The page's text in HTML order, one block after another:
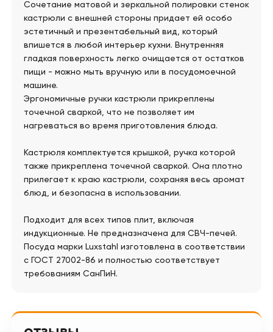
Сочетание матовой и зеркальной полировки стенок
кастрюли с внешней стороны придает ей особо
эстетичный и презентабельный вид, который
впишется в любой интерьер кухни. Внутренняя
гладкая поверхность легко очищается от остатков
пищи - можно мыть вручную или в посудомоечной
машине.
Эргономичные ручки кастрюли прикреплены
точечной сваркой, что не позволяет им
нагреваться во время приготовления блюда.
Кастрюля комплектуется крышкой, ручка которой
также прикреплена точечной сваркой. Она плотно
прилегает к краю кастрюли, сохраняя весь аромат
блюд, и безопасна в использовании.
Подходит для всех типов плит, включая
индукционные. Не предназначена для СВЧ-печей.
Посуда марки Luxstahl изготовлена в соответствии
с ГОСТ 27002-86 и полностью соответствует
требованиям СанПиН.